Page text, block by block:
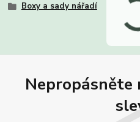
Boxy a sady nářadí
Nepropásněte